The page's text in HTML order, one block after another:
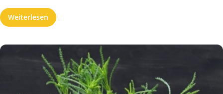
Weiterlesen